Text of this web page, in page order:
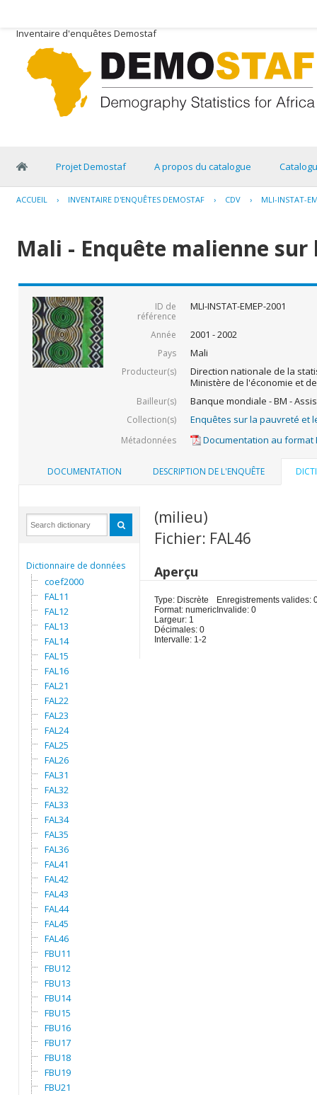
Inventaire d'enquêtes Demostaf
Projet Demostaf A propos du catalogue
ACCUEIL › INVENTAIRE D'ENQUÊTES DEMOSTAF › CDV › MLI-INSTAT-
Mali - Enquête malienne
ID de
référence
MLI-INSTAT-EMEP-2001
Année 2001 - 2002
Pays Mali
Producteur(s)
Direction nationale de la
Ministère de l'économie et
Bailleur(s) Banque mondiale - BM -
Collection(s) Enquêtes sur la pauvreté et
Métadonnées Documentation au format
DOCUMENTATION DESCRIPTION DE L'ENQUÊTE
Dictionnaire de données
coef2000
FAL11
FAL12
FAL13
FAL14
FAL15
FAL16
FAL21
FAL22
FAL23
FAL24
FAL25
FAL26
FAL31
FAL32
FAL33
FAL34
FAL35
FAL36
FAL41
FAL42
FAL43
FAL44
FAL45
FAL46
FBU11
FBU12
FBU13
FBU14
FBU15
FBU16
FBU17
FBU18
FBU19
FBU21
(milieu)
Fichier: FAL46
Aperçu
Type: Discrète
Format: numeric
Largeur: 1
Décimales: 0
Intervalle: 1-2
Enregistrements valides:
Invalide: 0